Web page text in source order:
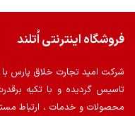
فروشگاه اینترنتی اُتلند
شرکت امید تجارت خلاق پارس
تاسیس گردیده و با تکیه
محصولات و خدمات ، ارتباط